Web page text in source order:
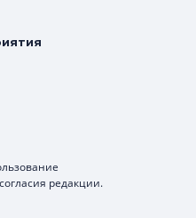
редакции.